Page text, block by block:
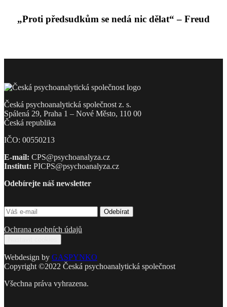
„Proti předsudkům se nedá nic dělat“ – Freud
Česká psychoanalytická společnost z. s.
Spálená 29, Praha 1 – Nové Město, 110 00
Česká republika
IČO: 00550213
E-mail: CPS@psychoanalyza.cz
Institut: PICPS@psychoanalyza.cz
Odebírejte náš newsletter
Ochrana osobních údajů
Webdesign by GASPYNKO
Copyright ©2022 Česká psychoanalytická společnost
Všechna práva vyhrazena.